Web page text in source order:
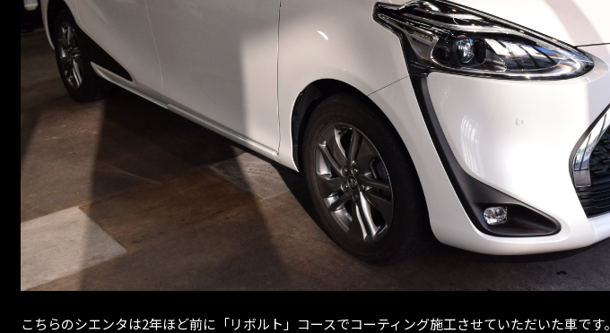
こちらのシエンタは2年ほど前に「リボルト」コースでコーティング施工させていただいた車です。